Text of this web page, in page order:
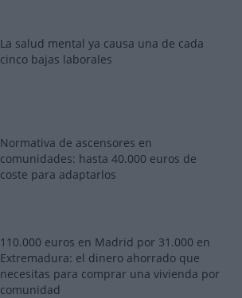
La salud mental ya causa una de cada
cinco bajas laborales
Normativa de ascensores en
comunidades: hasta 40.000 euros de
coste para adaptarlos
110.000 euros en Madrid por 31.000 en
Extremadura: el dinero ahorrado que
necesitas para comprar una vivienda por
comunidad